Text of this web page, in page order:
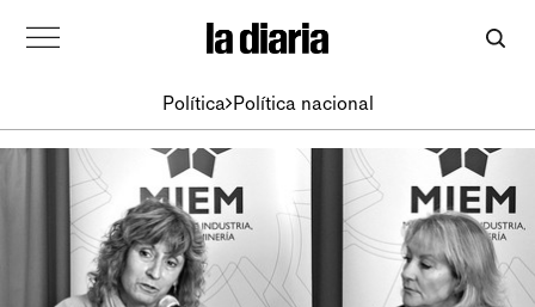
Política Política nacional